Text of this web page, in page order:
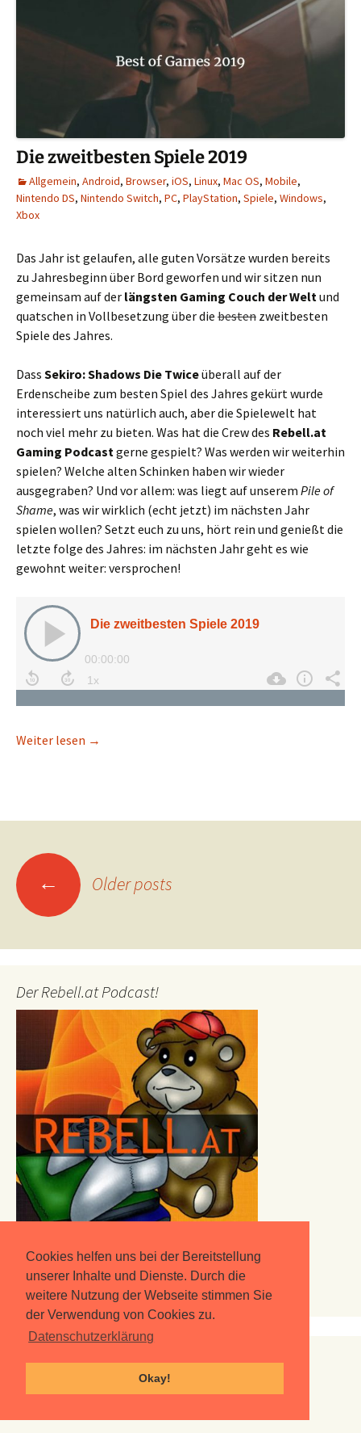
Cookies helfen uns bei der Bereitstellung
unserer Inhalte und Dienste. Durch die
weitere Nutzung der Webseite stimmen Sie
der Verwendung von Cookies zu.
Datenschutzerklärung
Okay!
Die zweitbesten Spiele 2019
Allgemein, Android, Browser, iOS, Linux, Mac OS, Mobile,
Nintendo DS, Nintendo Switch, PC, PlayStation, Spiele, Windows,
Xbox
Das Jahr ist gelaufen, alle guten Vorsätze wurden bereits
zu Jahresbeginn über Bord geworfen und wir sitzen nun
gemeinsam auf der längsten Gaming Couch der Welt und
quatschen in Vollbesetzung über die besten zweitbesten
Spiele des Jahres.
Dass Sekiro: Shadows Die Twiceüberall auf der
Erdenscheibe zum besten Spiel des Jahres gekürt wurde
interessiert uns natürlich auch, aber die Spielewelt hat
noch viel mehr zu bieten. Was hat die Crew des Rebell.at
Gaming Podcast gerne gespielt? Was werden wir weiterhin
spielen? Welche alten Schinken haben wir wieder
ausgegraben? Und vor allem: was liegt auf unserem Pile of
Shame, was wir wirklich (echt jetzt) im nächsten Jahr
spielen wollen? Setzt euch zu uns, hört rein und genießt die
letzte folge des Jahres: im nächsten Jahr geht es wie
gewohnt weiter: versprochen!
Weiter lesen Die zweitbesten Spiele 2019
→
Posts
navigation
← Older posts
Der Rebell.at Podcast!
Spiel mit uns!